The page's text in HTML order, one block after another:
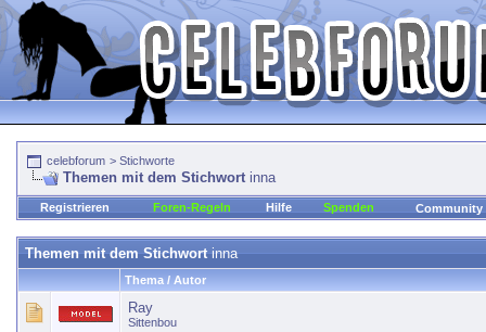
celebforum > Stichworte
Themen mit dem Stichwort inna
Registrieren Foren-Regeln Hilfe Spenden Community
Themen mit dem Stichwortinna
Thema / Autor
Ray
Sittenbou